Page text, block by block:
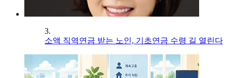
3.
소액 직역연금 받는 노인, 기초연금 수령 길 열린다